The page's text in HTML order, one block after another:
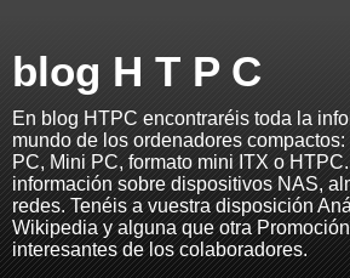
blog H T P C
En blog HTPC encontraréis toda la
mundo de los ordenadores
PC, Mini PC, formato mini ITX o
información sobre dispositivos NAS,
redes. Tenéis a vuestra disposición
Wikipedia y alguna que otra
interesantes de los colaboradores.